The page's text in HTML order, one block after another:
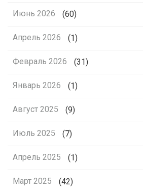
Июнь 2026 (60)
Апрель 2026 (1)
Февраль 2026 (31)
Январь 2026 (1)
Август 2025 (9)
Июль 2025 (7)
Апрель 2025 (1)
Март 2025 (42)